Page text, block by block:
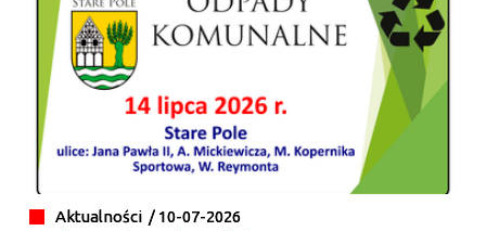
Aktualności / 10-07-2026